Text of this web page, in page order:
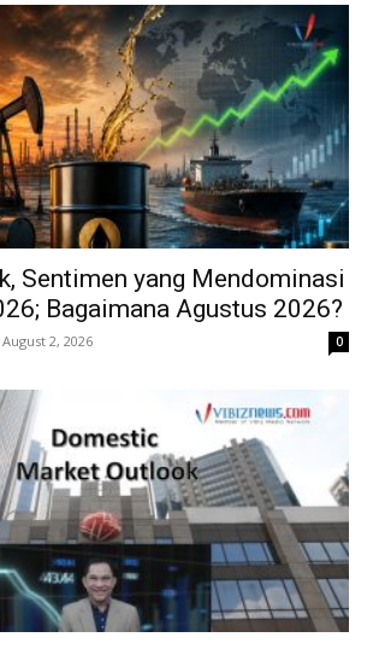
Sentimen yang Mendominasi
Bagaimana Agustus 2026?
August 2, 2026 0